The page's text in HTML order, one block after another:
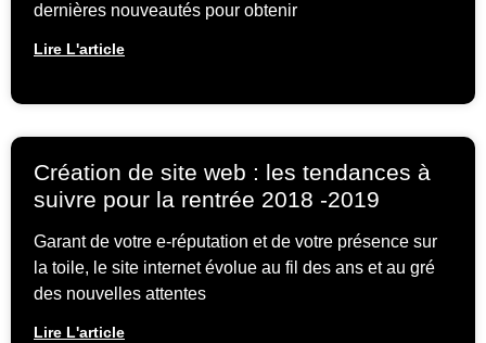
dernières nouveautés pour obtenir
Lire L'article
Création de site web : les tendances à
suivre pour la rentrée 2018 -2019
Garant de votre e-réputation et de votre présence sur
la toile, le site internet évolue au fil des ans et au gré
des nouvelles attentes
Lire L'article